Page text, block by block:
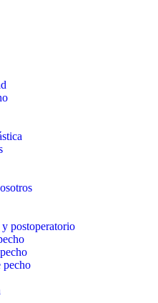
postoperatorio
pecho